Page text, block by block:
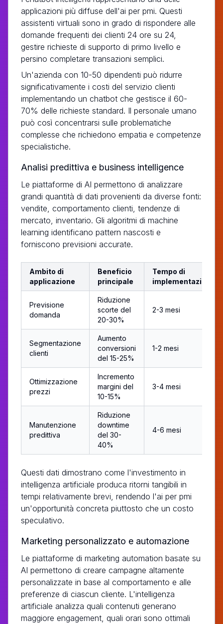
applicazioni più diffuse dell'ai per pmi. Questi
assistenti virtuali sono in grado di rispondere alle
domande frequenti dei clienti 24 ore su 24,
gestire richieste di supporto di primo livello e
persino completare transazioni semplici.
Un'azienda con 10-50 dipendenti può ridurre
significativamente i costi del servizio clienti
implementando un chatbot che gestisce il 60-
70% delle richieste standard. Il personale umano
può così concentrarsi sulle problematiche
complesse che richiedono empatia e competenze
specialistiche.
Analisi predittiva e business intelligence
Le piattaforme di AI permettono di analizzare
grandi quantità di dati provenienti da diverse fonti:
vendite, comportamento clienti, tendenze di
mercato, inventario. Gli algoritmi di machine
learning identificano pattern nascosti e
forniscono previsioni accurate.
Ambito di
applicazione
Beneficio
principale
Tempo di
implementazione
Previsione
domanda
Riduzione
scorte del
20-30%
2-3 mesi
Segmentazione
clienti
Aumento
conversioni
del 15-25%
1-2 mesi
Ottimizzazione
prezzi
Incremento
margini del
10-15%
3-4 mesi
Manutenzione
predittiva
Riduzione
downtime
del 30-
40%
4-6 mesi
Questi dati dimostrano come l'investimento in
intelligenza artificiale produca ritorni tangibili in
tempi relativamente brevi, rendendo l'ai per pmi
un'opportunità concreta piuttosto che un costo
speculativo.
Marketing personalizzato e automazione
Le piattaforme di marketing automation basate su
AI permettono di creare campagne altamente
personalizzate in base al comportamento e alle
preferenze di ciascun cliente. L'intelligenza
artificiale analizza quali contenuti generano
maggiore engagement, quali orari sono ottimali